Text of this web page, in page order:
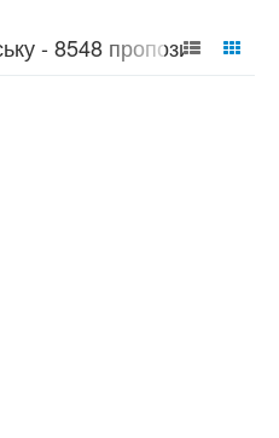
- 8548 пропозицій